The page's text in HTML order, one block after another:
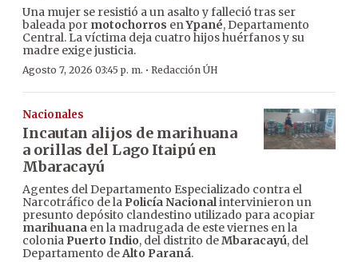
Una mujer se resistió a un asalto y falleció tras ser
baleada por motochorros enYpané, Departamento
Central. La víctima deja cuatro hijos huérfanos y su
madre exige justicia.
Agosto 7, 2026 03:45 p. m. · Redacción ÚH
Nacionales
Incautan alijos de marihuana
a orillas del Lago Itaipú en
Mbaracayú
Agentes del Departamento Especializado contra el
Narcotráfico de la Policía Nacionalintervinieron un
presunto depósito clandestino utilizado para acopiar
marihuana en la madrugada de este viernes en la
colonia Puerto Indio, del distrito deMbaracayú, del
Departamento deAlto Paraná.